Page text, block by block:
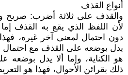
أنواع القذف
والقذف على ثلاثة أضرب: صريح
لأن اللفظ الذي يقع به القذف
دون احتمال لمعنى آخر غيره،
يدل بوضعه على القذف مع احتمال
هو الكناية، وإما ألا يدل بوضعه
ذلك بقرائن الأحوال، فهذا هو